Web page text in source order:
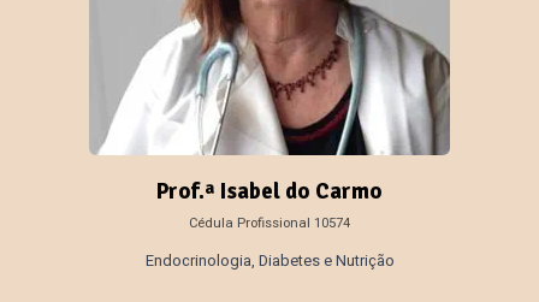
Prof.ª Isabel do Carmo
Cédula Profissional 10574
Endocrinologia, Diabetes e Nutrição